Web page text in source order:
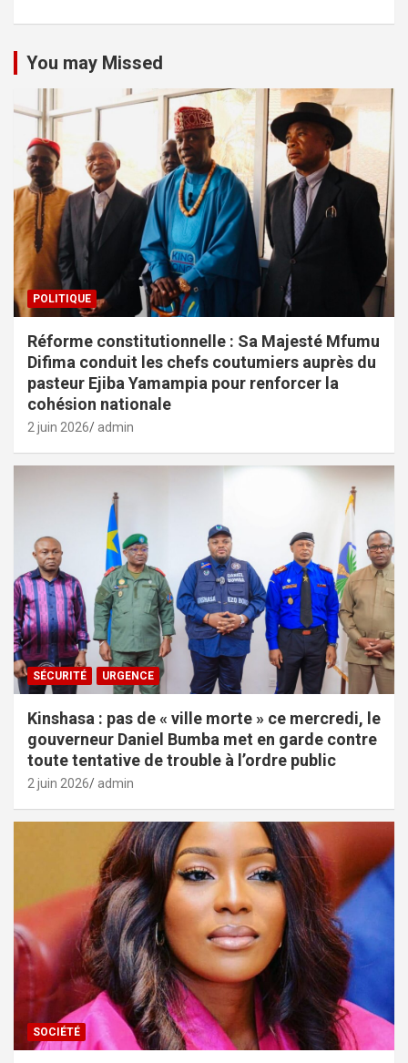
You may Missed
POLITIQUE
Réforme constitutionnelle : Sa Majesté Mfumu
Difima conduit les chefs coutumiers auprès du
pasteur Ejiba Yamampia pour renforcer la
cohésion nationale
2 juin 2026 admin
SÉCURITÉ URGENCE
Kinshasa : pas de « ville morte » ce mercredi, le
gouverneur Daniel Bumba met en garde contre
toute tentative de trouble à l’ordre public
2 juin 2026 admin
SOCIÉTÉ